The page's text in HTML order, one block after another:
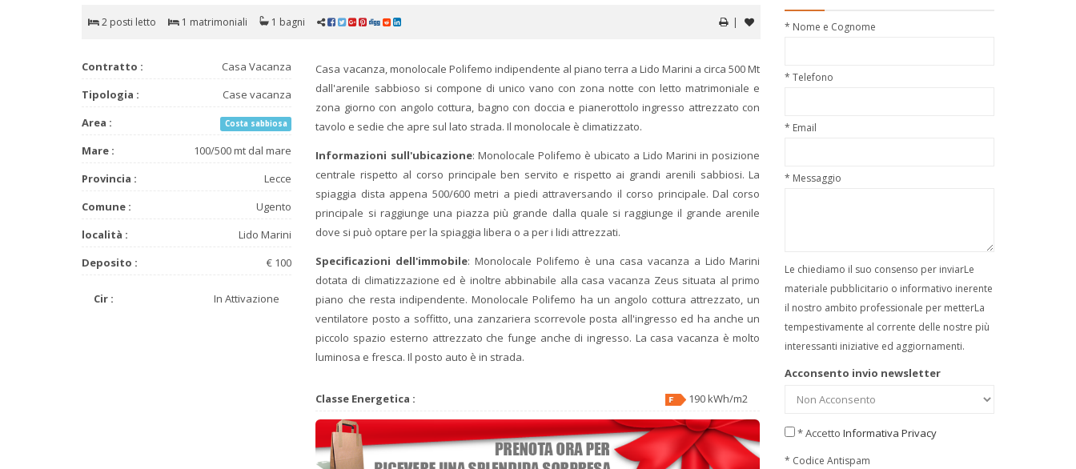
|
2 posti letto 1 matrimoniali 1 bagni
Contratto :
Casa Vacanza
Tipologia :
Case vacanza
Area :
Costa sabbiosa
Mare :
100/500 mt dal mare
Provincia :
Lecce
Comune :
Ugento
località :
Lido Marini
Deposito :
€ 100
Cir : In Attivazione
Casa vacanza, monolocale Polifemo indipendente al piano terra a Lido Marini a circa 500 Mt
dall'arenile sabbioso si compone di unico vano con zona notte con letto matrimoniale e
zona giorno con angolo cottura, bagno con doccia e pianerottolo ingresso attrezzato con
tavolo e sedie che apre sul lato strada. Il monolocale è climatizzato.
Informazioni sull'ubicazione: Monolocale Polifemo è ubicato a Lido Marini in posizione
centrale rispetto al corso principale ben servito e rispetto ai grandi arenili sabbiosi. La
spiaggia dista appena 500/600 metri a piedi attraversando il corso principale. Dal corso
principale si raggiunge una piazza più grande dalla quale si raggiunge il grande arenile
dove si può optare per la spiaggia libera o a per i lidi attrezzati.
Specificazioni dell'immobile: Monolocale Polifemo è una casa vacanza a Lido Marini
dotata di climatizzazione ed è inoltre abbinabile alla casa vacanza Zeus situata al primo
piano che resta indipendente. Monolocale Polifemo ha un angolo cottura attrezzato, un
ventilatore posto a soffitto, una zanzariera scorrevole posta all'ingresso ed ha anche un
piccolo spazio esterno attrezzato che funge anche di ingresso. La casa vacanza è molto
luminosa e fresca. Il posto auto è in strada.
Classe Energetica : 190 kWh/m2
* Nome e Cognome
* Telefono
* Email
* Messaggio
Le chiediamo il suo consenso per inviarLe
materiale pubblicitario o informativo inerente
il nostro ambito professionale per metterLa
tempestivamente al corrente delle nostre più
interessanti iniziative ed aggiornamenti.
Acconsento invio newsletter
* Accetto Informativa Privacy
* Codice Antispam